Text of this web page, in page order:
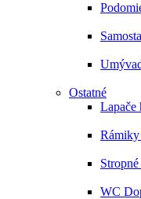
Ostatné
Lapače
WC